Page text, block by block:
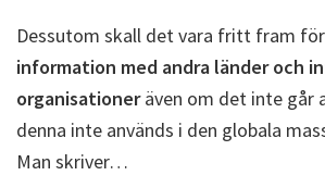
Dessutom skall det vara fritt fram
information med andra länder och
organisationeräven om det inte går
denna inte används i den globala
Man skriver…